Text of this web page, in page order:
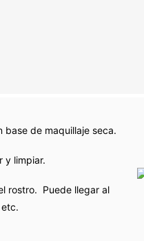
base de maquillaje seca.
y limpiar.
rostro. Puede llegar al